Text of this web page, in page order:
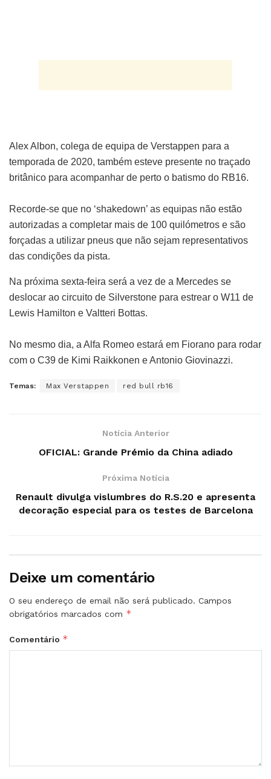
Alex Albon, colega de equipa de Verstappen para a
temporada de 2020, também esteve presente no traçado
britânico para acompanhar de perto o batismo do RB16.
Recorde-se que no ‘shakedown’ as equipas não estão
autorizadas a completar mais de 100 quilómetros e são
forçadas a utilizar pneus que não sejam representativos
das condições da pista.
Na próxima sexta-feira será a vez de a Mercedes se
deslocar ao circuito de Silverstone para estrear o W11 de
Lewis Hamilton e Valtteri Bottas.
No mesmo dia, a Alfa Romeo estará em Fiorano para rodar
com o C39 de Kimi Raikkonen e Antonio Giovinazzi.
Temas: Max Verstappen red bull rb16
Notícia Anterior
OFICIAL: Grande Prémio da China adiado
Próxima Notícia
Renault divulga vislumbres do R.S.20 e apresenta
decoração especial para os testes de Barcelona
Deixe um comentário
O seu endereço de email não será publicado. Campos
obrigatórios marcados com *
Comentário *